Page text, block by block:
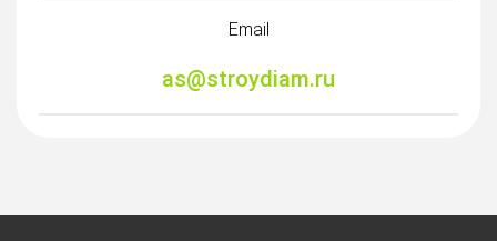
Email
as@stroydiam.ru